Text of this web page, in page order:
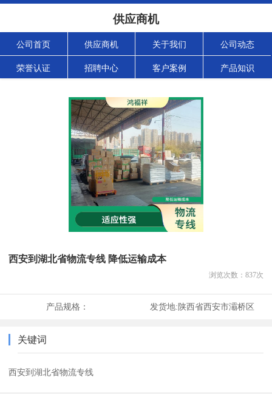
供应商机
公司首页 供应商机 关于我们 公司动态
荣誉认证 招聘中心 客户案例 产品知识
西安到湖北省物流专线 降低运输成本
浏览次数： 837次
产品规格： 发货地:陕西省西安市灞桥区
关键词
西安到湖北省物流专线